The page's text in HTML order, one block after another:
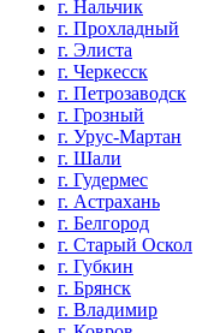
г. Нальчик
г. Прохладный
г. Элиста
г. Черкесск
г. Петрозаводск
г. Грозный
г. Урус-Мартан
г. Шали
г. Гудермес
г. Астрахань
г. Белгород
г. Старый Оскол
г. Губкин
г. Брянск
г. Владимир